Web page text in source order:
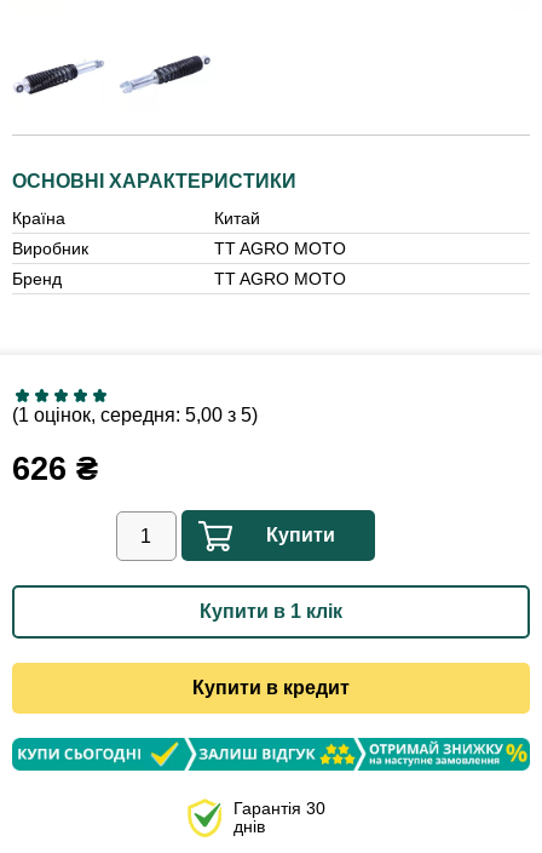
ОСНОВНІ ХАРАКТЕРИСТИКИ
Країна
Китай
Виробник
TT AGRO MOTO
Бренд
TT AGRO MOTO
(1 оцінок, середня: 5,00 з 5)
626 ₴
Купити
Купити в 1 клік
Купити в кредит
Гарантія 30
днів